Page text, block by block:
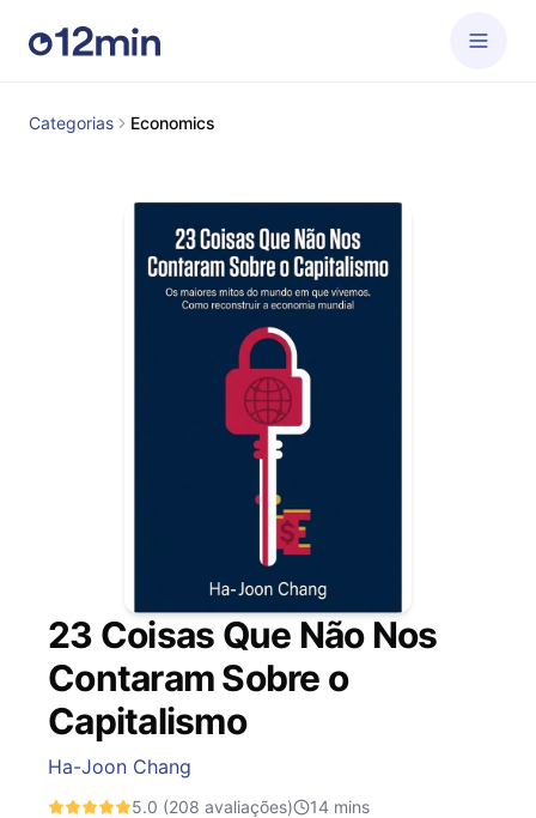
Categorias Economics
23 Coisas Que Não Nos
Contaram Sobre o
Capitalismo
Ha-Joon Chang
5.0 (208 avaliações) 14 mins